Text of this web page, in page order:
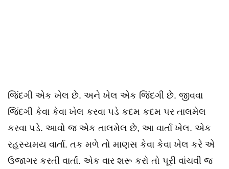
જિંદગી એક ખેલ છે. અને ખેલ એક જિંદગી છે. જીવવા
જિંદગી કેવા કેવા ખેલ કરવા પડે કદમ કદમ પર તાલમેલ
કરવા પડે. આવો જ એક તાલમેલ છે, આ વાર્તા ખેલ. એક
રહસ્યમય વાર્તા. તક મળે તો માણસ કેવા કેવા ખેલ કરે એ
ઉજાગર કરતી વાર્તા. એક વાર શરૂ કરો તો પૂરી વાંચવી જ